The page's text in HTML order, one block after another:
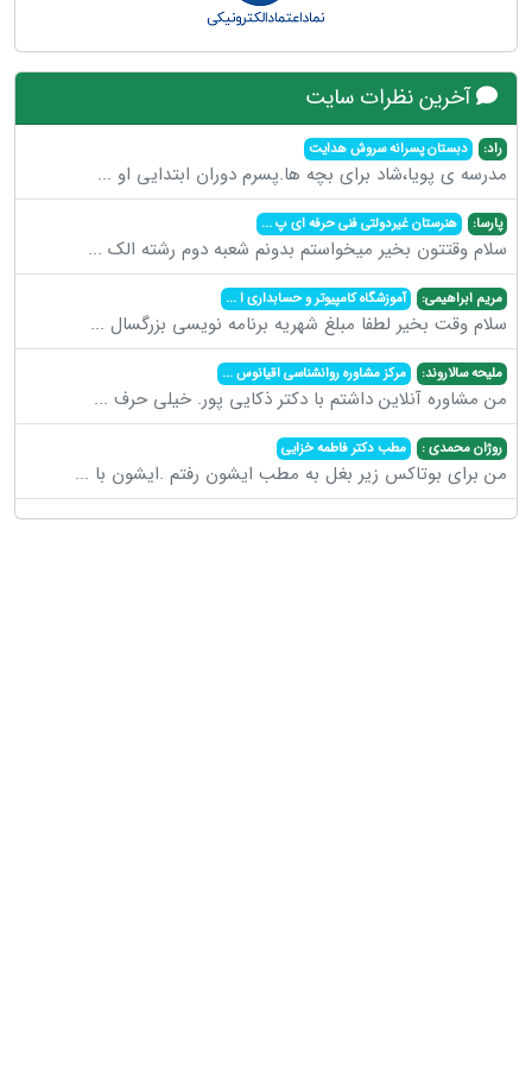
آخرین نظرات سایت
راد: دبستان پسرانه سروش هدایت
مدرسه ی پویا،شاد برای بچه ها.پسرم دوران ابتدایی او ...
پارسا: هنرستان غیردولتی فنی حرفه ای پ...
سلام وقتتون بخیر میخواستم بدونم شعبه دوم رشته الک ...
مریم ابراهیمی: آموزشگاه کامپیوتر و حسابداری ا...
سلام وقت بخیر لطفا مبلغ شهریه برنامه نویسی بزرگسال ...
ملیحه سالاروند: مرکز مشاوره روانشناسی اقیانوس...
من مشاوره آنلاین داشتم با دکتر ذکایی پور. خیلی حرف ...
روژان محمدی : مطب دکتر فاطمه خزایی
من برای بوتاکس زیر بغل به مطب ایشون رفتم .ایشون با ...